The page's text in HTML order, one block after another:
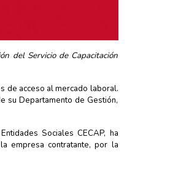
del Servicio de Capacitación
de acceso al mercado laboral.
su Departamento de Gestión,
Sociales CECAP, ha
empresa contratante, por la